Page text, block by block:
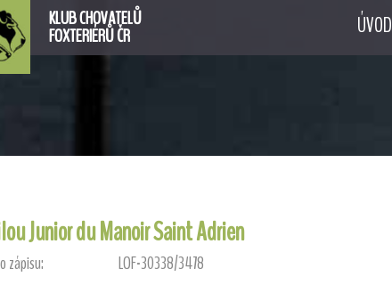
KLUB CHOVATELŮ
FOXTERIÉRŮ ČR ÚVOD
Junior du Manoir Saint Adrien
zápisu: LOF-30338/3478